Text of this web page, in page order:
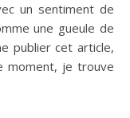
un sentiment de
une gueule de
publier cet article,
moment, je trouve